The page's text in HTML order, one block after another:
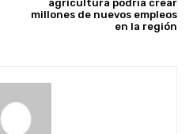
agricultura podría crear
millones de nuevos empleos
en la región